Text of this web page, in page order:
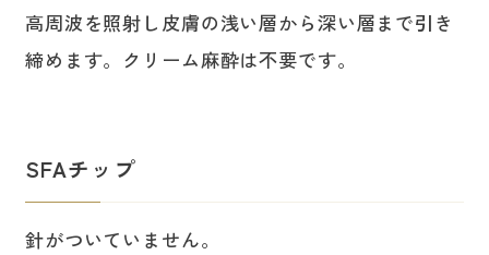
高周波を照射し皮膚の浅い層から深い層まで引き
締めます。クリーム麻酔は不要です。
SFAチップ
針がついていません。